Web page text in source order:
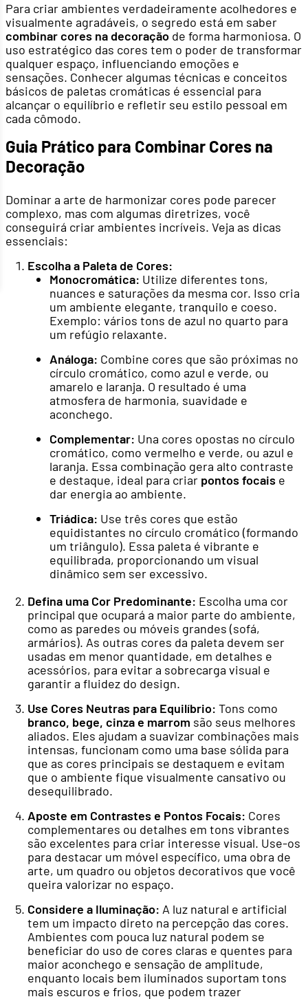
Para criar ambientes verdadeiramente acolhedores e
visualmente agradáveis, o segredo está em saber
combinar cores na decoração de forma harmoniosa. O
uso estratégico das cores tem o poder de transformar
qualquer espaço, influenciando emoções e
sensações. Conhecer algumas técnicas e conceitos
básicos de paletas cromáticas é essencial para
alcançar o equilíbrio e refletir seu estilo pessoal em
cada cômodo.
Guia Prático para Combinar Cores na
Decoração
Dominar a arte de harmonizar cores pode parecer
complexo, mas com algumas diretrizes, você
conseguirá criar ambientes incríveis. Veja as dicas
essenciais:
Escolha a Paleta de Cores:
Monocromática: Utilize diferentes tons,
nuances e saturações da mesma cor. Isso cria
um ambiente elegante, tranquilo e coeso.
Exemplo: vários tons de azul no quarto para
um refúgio relaxante.
Análoga: Combine cores que são próximas no
círculo cromático, como azul e verde, ou
amarelo e laranja. O resultado é uma
atmosfera de harmonia, suavidade e
aconchego.
Complementar: Una cores opostas no círculo
cromático, como vermelho e verde, ou azul e
laranja. Essa combinação gera alto contraste
e destaque, ideal para criar pontos focais e
dar energia ao ambiente.
Triádica: Use três cores que estão
equidistantes no círculo cromático (formando
um triângulo). Essa paleta é vibrante e
equilibrada, proporcionando um visual
dinâmico sem ser excessivo.
Defina uma Cor Predominante: Escolha uma cor
principal que ocupará a maior parte do ambiente,
como as paredes ou móveis grandes (sofá,
armários). As outras cores da paleta devem ser
usadas em menor quantidade, em detalhes e
acessórios, para evitar a sobrecarga visual e
garantir a fluidez do design.
Use Cores Neutras para Equilíbrio: Tons como
branco, bege, cinza e marrom são seus melhores
aliados. Eles ajudam a suavizar combinações mais
intensas, funcionam como uma base sólida para
que as cores principais se destaquem e evitam
que o ambiente fique visualmente cansativo ou
desequilibrado.
Aposte em Contrastes e Pontos Focais: Cores
complementares ou detalhes em tons vibrantes
são excelentes para criar interesse visual. Use-os
para destacar um móvel específico, uma obra de
arte, um quadro ou objetos decorativos que você
queira valorizar no espaço.
Considere a Iluminação: A luz natural e artificial
tem um impacto direto na percepção das cores.
Ambientes com pouca luz natural podem se
beneficiar do uso de cores claras e quentes para
maior aconchego e sensação de amplitude,
enquanto locais bem iluminados suportam tons
mais escuros e frios, que podem trazer